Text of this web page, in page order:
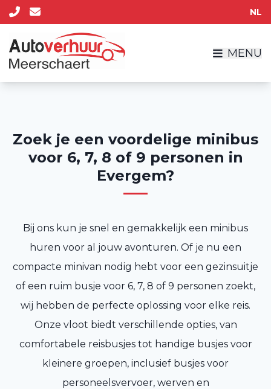
NL
MENU
Zoek je een voordelige minibus
voor 6, 7, 8 of 9 personen in
Evergem?
Bij ons kun je snel en gemakkelijk een minibus
huren voor al jouw avonturen. Of je nu een
compacte minivan nodig hebt voor een gezinsuitje
of een ruim busje voor 6, 7, 8 of 9 personen zoekt,
wij hebben de perfecte oplossing voor elke reis.
Onze vloot biedt verschillende opties, van
comfortabele reisbusjes tot handige busjes voor
kleinere groepen, inclusief busjes voor
personeelsvervoer, werven en